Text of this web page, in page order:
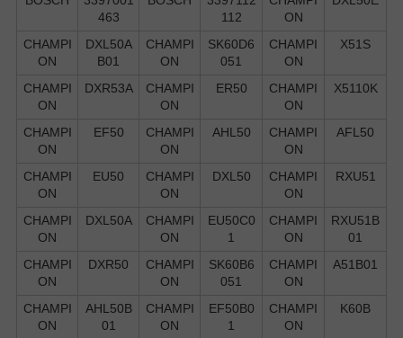
463
112
ON
CHAMPI
ON
DXL50A
B01
CHAMPI
ON
SK60D6
051
CHAMPI
ON
X51S
CHAMPI
ON
DXR53A
CHAMPI
ON
ER50
CHAMPI
ON
X5110K
CHAMPI
ON
EF50
CHAMPI
ON
AHL50
CHAMPI
ON
AFL50
CHAMPI
ON
EU50
CHAMPI
ON
DXL50
CHAMPI
ON
RXU51
CHAMPI
ON
DXL50A
CHAMPI
ON
EU50C0
1
CHAMPI
ON
RXU51B
01
CHAMPI
ON
DXR50
CHAMPI
ON
SK60B6
051
CHAMPI
ON
A51B01
CHAMPI
ON
AHL50B
01
CHAMPI
ON
EF50B0
1
CHAMPI
ON
K60B